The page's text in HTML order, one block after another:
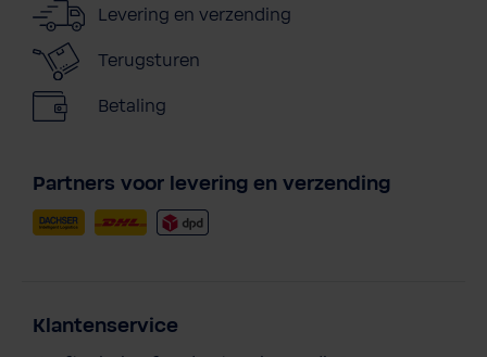
Levering en verzending
Terugsturen
Betaling
Partners voor levering en verzending
Klantenservice